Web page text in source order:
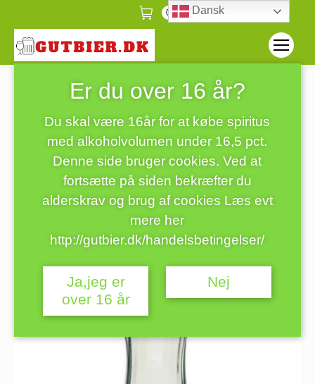
0
Konge Ludwig Du er her:
Dansk
Er du over 16 år?
Du skal være 16år for at købe spiritus
med alkoholvolumen under 16,5 pct.
Denne side bruger cookies. Ved at
fortsætte på siden bekræfter du
alderskrav og brug af cookies Læs evt
mere her
http://gutbier.dk/handelsbetingelser/
Ja,jeg er
over 16 år
Nej